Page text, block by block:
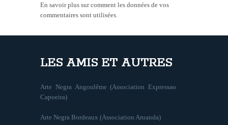
En savoir plus sur comment les données de vos
commentaires sont utilisées
LES AMIS ET AUTRES
Arte Negra Angoulême (Association Expressao
Capoeira)
Arte Negra Bordeaux (Association Aruanda)